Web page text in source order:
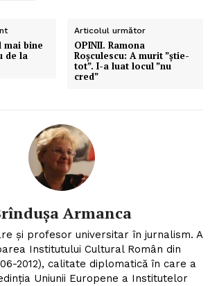
mai bine
de la
Articolul următor
OPINII. Ramona
Roșculescu: A murit ”știe-
tot”. I-a luat locul ”nu
cred”
Armanca
şi profesor universitar în jurnalism. A
Institutului Cultural Român din
2012), calitate diplomatică în care a
Uniunii Europene a Institutelor